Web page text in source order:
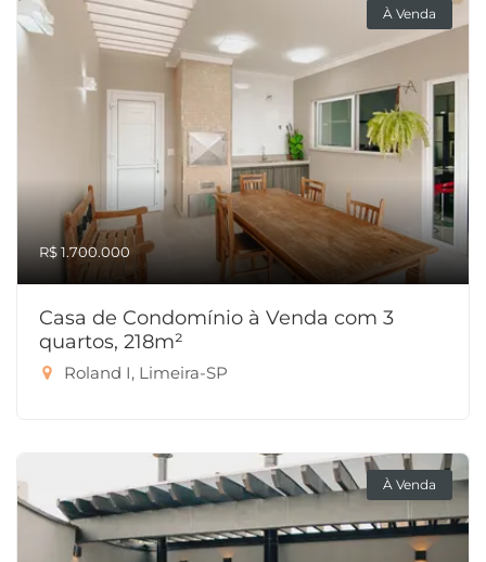
À Venda
R$ 1.700.000
Casa de Condomínio à Venda com 3
quartos, 218m²
Roland I, Limeira-SP
À Venda